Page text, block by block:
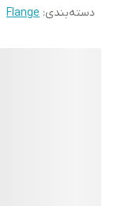
دسته‌بندی:
Flange